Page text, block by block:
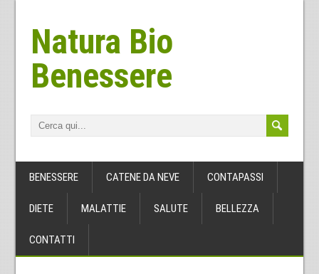
Natura Bio
Benessere
BENESSERE CATENE DA NEVE CONTAPASSI
DIETE MALATTIE SALUTE BELLEZZA
CONTATTI